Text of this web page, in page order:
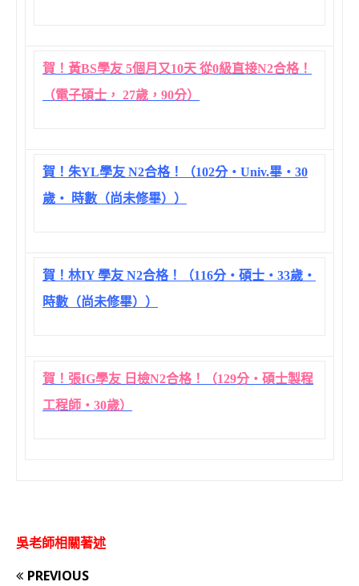
賀！黃BS學友 5個月又10天 從0級直接N2合格！
（電子碩士， 27歲，90分）
賀！朱YL學友 N2合格！（102分‧Univ.畢‧30
歲‧ 時數（尚未修畢））
賀！林IY 學友 N2合格！（116分‧碩士‧33歲‧
時數（尚未修畢））
賀！張IG學友 日檢N2合格！（129分‧碩士製程
工程師‧30歲）
吳老師相關著述
PREVIOUS